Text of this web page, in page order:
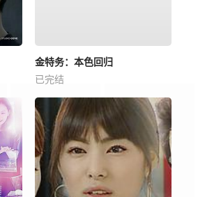
金特务：本色回归
已完结